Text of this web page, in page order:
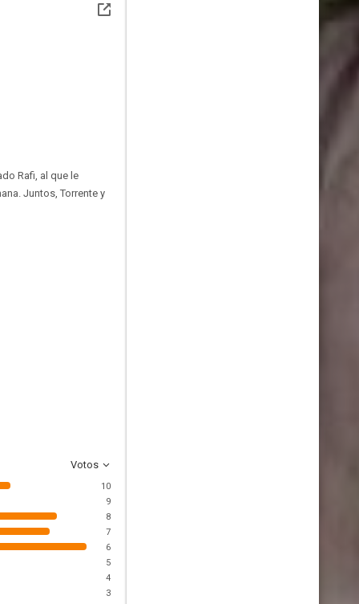
Rafi, al que le
Juntos, Torrente y
Votos
10
9
8
7
6
5
4
3